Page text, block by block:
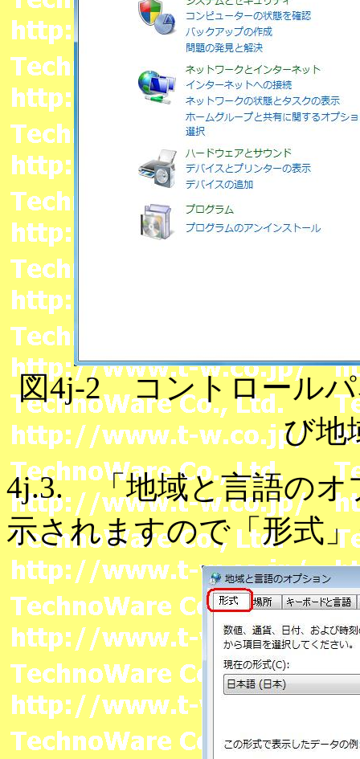
図4j-2 コントロールパ
び地
4j.3. 「地域と言語のオ
示されますので「形式